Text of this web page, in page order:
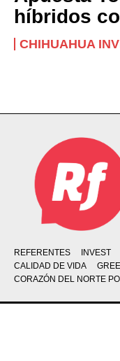
híbridos
CHIHUAHUA
REFERENTES INVEST
CALIDAD DE VIDA
CORAZÓN DEL NORTE